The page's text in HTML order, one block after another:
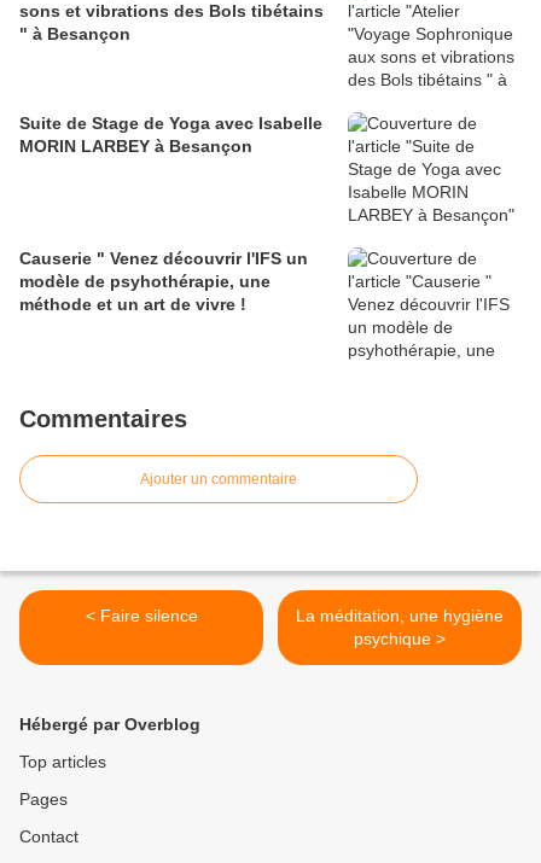
sons et vibrations des Bols tibétains
" à Besançon
Suite de Stage de Yoga avec Isabelle
MORIN LARBEY à Besançon
Causerie " Venez découvrir l'IFS un
modèle de psyhothérapie, une
méthode et un art de vivre !
Commentaires
Ajouter un commentaire
< Faire silence
La méditation, une hygiène
psychique >
Hébergé par Overblog
Top articles
Pages
Contact